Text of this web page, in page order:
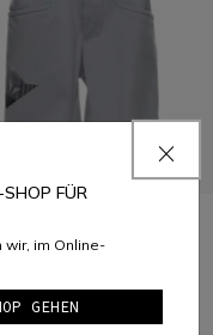
€42,47 € -50%
FÜR
wir, im Online-
GEHEN